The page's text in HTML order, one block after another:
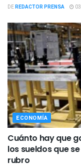
DEREDACTOR PRENSA
ECONOMÍA
Cuánto hay que
los sueldos que
rubro